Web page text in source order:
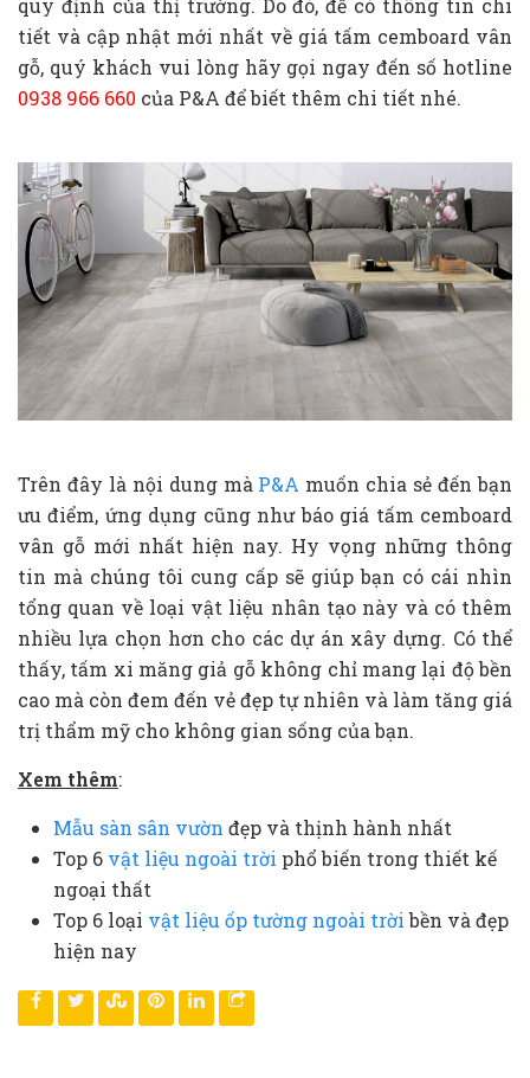
quy định của thị trường. Do đó, để có thông tin chi
tiết và cập nhật mới nhất về giá tấm cemboard vân
gỗ, quý khách vui lòng hãy gọi ngay đến số hotline
0938 966 660 của P&A để biết thêm chi tiết nhé.
Trên đây là nội dung mà P&A muốn chia sẻ đến bạn
ưu điểm, ứng dụng cũng như báo giá tấm cemboard
vân gỗ mới nhất hiện nay. Hy vọng những thông
tin mà chúng tôi cung cấp sẽ giúp bạn có cái nhìn
tổng quan về loại vật liệu nhân tạo này và có thêm
nhiều lựa chọn hơn cho các dự án xây dựng. Có thể
thấy, tấm xi măng giả gỗ không chỉ mang lại độ bền
cao mà còn đem đến vẻ đẹp tự nhiên và làm tăng giá
trị thẩm mỹ cho không gian sống của bạn.
Xem thêm: ​
Mẫu sàn sân vườn đẹp và thịnh hành nhất
Top 6 vật liệu ngoài trời phổ biến trong thiết kế
ngoại thất
Top 6 loại vật liệu ốp tường ngoài trờibền và đẹp
hiện nay